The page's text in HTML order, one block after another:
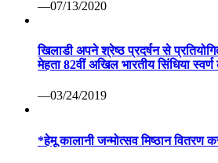
—07/13/2020
खिलाडी अपने श्रेष्ठ प्रदर्षन से
मेहता 82वीं अखिल भारतीय सिंधिया स्वर्ण
—03/24/2019
*हेमू कालानी जन्मोत्सव मिष्ठान वितरण